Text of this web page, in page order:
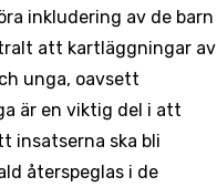
inkludering av de barn
att kartläggningar av
unga, oavsett
är en viktig del i att
insatserna ska bli
återspeglas i de